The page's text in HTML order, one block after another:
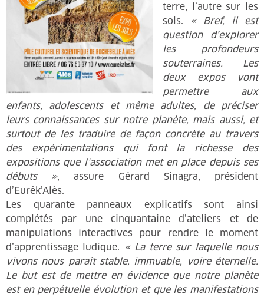
terre, l’autre sur les
sols. « Bref, il est
question d’explorer
les profondeurs
souterraines. Les
deux expos vont
permettre aux
enfants, adolescents et même adultes, de préciser
leurs connaissances sur notre planète, mais aussi, et
surtout de les traduire de façon concrète au travers
des expérimentations qui font la richesse des
expositions que l’association met en place depuis ses
débuts », assure Gérard Sinagra, président
d’Eurêk’Alès.
Les quarante panneaux explicatifs sont ainsi
complétés par une cinquantaine d’ateliers et de
manipulations interactives pour rendre le moment
d’apprentissage ludique. « La terre sur laquelle nous
vivons nous paraît stable, immuable, voire éternelle.
Le but est de mettre en évidence que notre planète
est en perpétuelle évolution et que les manifestations